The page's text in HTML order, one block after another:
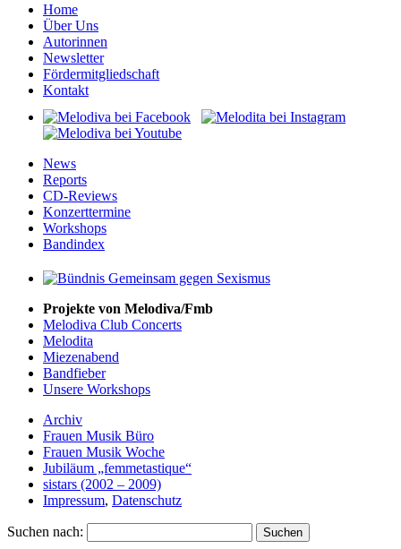
Home
Über Uns
Autorinnen
Newsletter
Fördermitgliedschaft
Kontakt
News
Reports
CD-Reviews
Konzerttermine
Workshops
Bandindex
Projekte von Melodiva/Fmb
Melodiva Club Concerts
Melodita
Miezenabend
Bandfieber
Unsere Workshops
Archiv
Frauen Musik Büro
Frauen Musik Woche
Jubiläum „femmetastique“
sistars (2002 – 2009)
Impressum, Datenschutz
Suchen nach: